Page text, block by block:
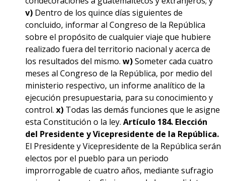
v) Dentro de los quince días siguientes de
concluido, informar al Congreso de la República
sobre el propósito de cualquier viaje que hubiere
realizado fuera del territorio nacional y acerca de
los resultados del mismo. w)Someter cada cuatro
meses al Congreso de la República, por medio del
ministerio respectivo, un informe analítico de la
ejecución presupuestaria, para su conocimiento y
control. x) Todas las demás funciones que le asigne
esta Constitución o la ley. Artículo 184. Elección
del Presidente y Vicepresidente de la República.
El Presidente y Vicepresidente de la República serán
electos por el pueblo para un periodo
improrrogable de cuatro años, mediante sufragio